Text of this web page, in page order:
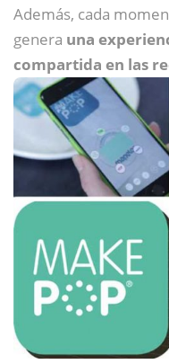
Además, cada
genera una
compartida en las